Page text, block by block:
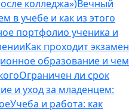
колледжа»)Вечный
в учебе и как из этого
портфолио ученика и
Как проходит экзамен
образование и чем
Ограничен ли срок
и уход за младенцем:
Учеба и работа: как